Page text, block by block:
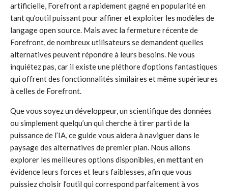
artificielle, Forefront a rapidement gagné en popularité en
tant qu’outil puissant pour affiner et exploiter les modèles de
langage open source. Mais avec la fermeture récente de
Forefront, de nombreux utilisateurs se demandent quelles
alternatives peuvent répondre à leurs besoins. Ne vous
inquiétez pas, car il existe une pléthore d’options fantastiques
qui offrent des fonctionnalités similaires et même supérieures
à celles de Forefront.
Que vous soyez un développeur, un scientifique des données
ou simplement quelqu’un qui cherche à tirer parti de la
puissance de l’IA, ce guide vous aidera à naviguer dans le
paysage des alternatives de premier plan. Nous allons
explorer les meilleures options disponibles, en mettant en
évidence leurs forces et leurs faiblesses, afin que vous
puissiez choisir l’outil qui correspond parfaitement à vos